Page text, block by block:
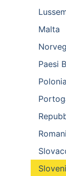
Malta
Paesi
Polonia